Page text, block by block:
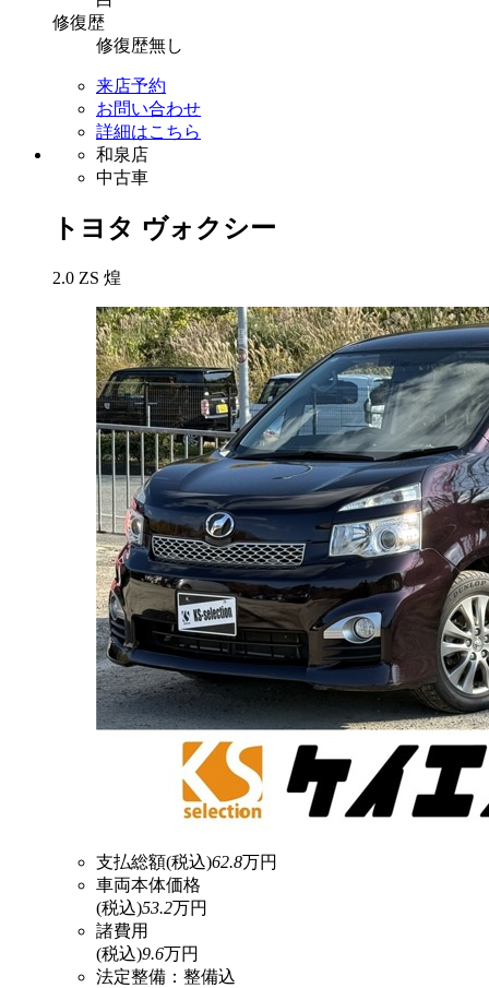
修復歴
修復歴無し
来店予約
お問い合わせ
詳細はこちら
和泉店
中古車
トヨタ ヴォクシー
2.0 ZS 煌
支払総額(税込)62.8万円
車両本体価格
(税込)53.2万円
諸費用
(税込)9.6万円
法定整備：整備込